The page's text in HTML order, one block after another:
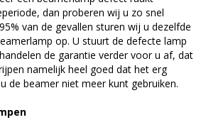
dan proberen wij u zo snel
van de gevallen sturen wij u dezelfde
op. U stuurt de defecte lamp
de garantie verder voor u af, dat
namelijk heel goed dat het erg
de beamer niet meer kunt gebruiken.